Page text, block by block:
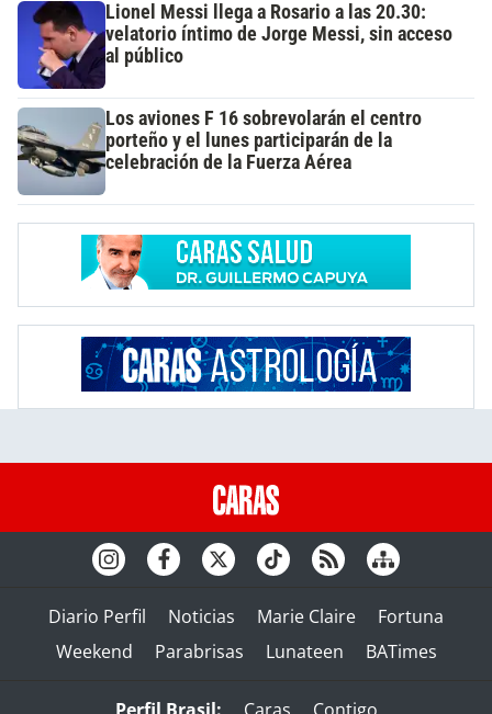
Lionel Messi llega a Rosario a las 20.30:
velatorio íntimo de Jorge Messi, sin acceso
al público
Los aviones F 16 sobrevolarán el centro
porteño y el lunes participarán de la
celebración de la Fuerza Aérea
Diario Perfil Noticias Marie Claire
Fortuna
Weekend
Parabrisas Lunateen BATimes
Perfil Brasil: Caras Contigo